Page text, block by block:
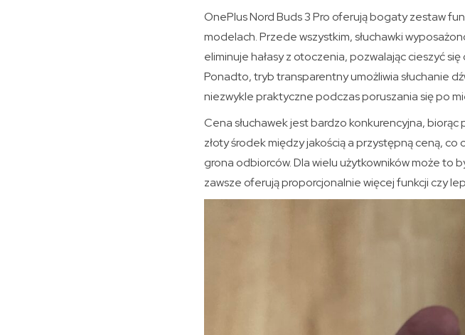
OnePlus Nord Buds 3 Pro oferują bogaty zestaw
modelach. Przede wszystkim, słuchawki
eliminuje hałasy z otoczenia, pozwalając cieszyć
Ponadto, tryb transparentny umożliwia słuchanie
niezwykle praktyczne podczas poruszania się po
Cena słuchawek jest bardzo konkurencyjna,
złoty środek między jakością a przystępną ceną,
grona odbiorców. Dla wielu użytkowników może to
zawsze oferują proporcjonalnie więcej funkcji czy